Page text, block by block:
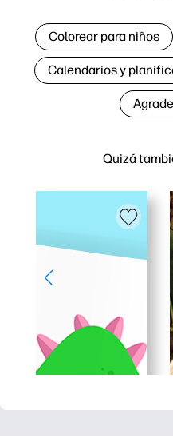
Quizá
Colorear para niños
Calendarios y